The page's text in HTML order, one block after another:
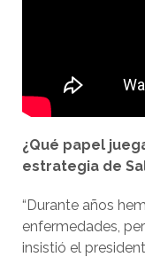
¿Qué papel
estrategia de
“Durante años
enfermedades,
insistió el